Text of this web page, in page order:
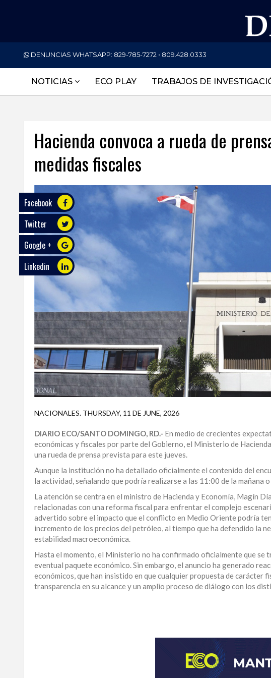
DENUNCIAS WHATSAPP: 829-785-7272 • 809.428.0333
NOTICIAS ECO PLAY TRABAJOS DE
NACIONALES
ECONOMÍA
SALUD
TECNOLOGÍA
ECO
PLAY
TRABAJOS
INVESTIGACIÓN
PROVINCIAS
DISTRITO
NACIONAL
SANTO
DOMINGO
SANTIAGO
JUAN
ALTAGRACIA
PUERTO
PLATA
CONTÁCTENOS
Hacienda convoca a rueda de
medidas fiscales
Facebook
Twitter
Google +
Linkedin
NACIONALES. THURSDAY, 11 DE JUNE, 2026
DIARIO ECO/SANTO DOMINGO, RD.- En medio de crecientes
económicas y fiscales por parte del Gobierno, el Ministerio de
una rueda de prensa prevista para este jueves.
Aunque la institución no ha detallado oficialmente el contenido del
la actividad, señalando que podría realizarse a las 11:00 de la mañana
La atención se centra en el ministro de Hacienda y Economía, Magín
relacionadas con una reforma fiscal para enfrentar el complejo
advertido sobre el impacto que el conflicto en Medio Oriente podría
incremento de los precios del petróleo, al tiempo que ha defendido la
estabilidad macroeconómica.
Hasta el momento, el Ministerio no ha confirmado oficialmente que
eventual paquete económico. Sin embargo, el anuncio ha generado
económicos, que han insistido en que cualquier propuesta de carácter
transparencia en su alcance y un amplio proceso de diálogo con los